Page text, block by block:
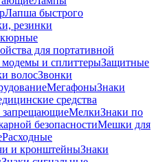
Лапша быстрого
резинки
для портативной
и сплиттерыЗащитные
волосЗвонки
МегафоныЗнаки
средства
запрещающиеМелкиЗнаки по
безопасностиМешки для
Расходные
и кронштейныЗнаки